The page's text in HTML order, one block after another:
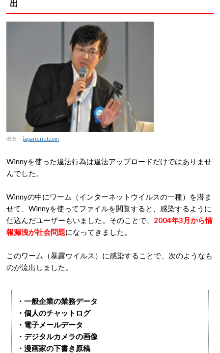
出
出典： japan.cnet.com
Winnyを使った違法行為は違法アップロードだけではありませ
んでした。
Winnyの中にワーム（インターネットウイルスの一種）を潜ま
せて、Winnyを使ってファイルを閲覧すると、感染するように
仕込んだユーザーもいました。そのことで、 2004年3月から情
報漏洩が社会問題になってきました。
このワーム（暴露ウイルス）に感染することで、次のようなも
のが流出しました。
・一般企業の業務データ
・個人のチャットログ
・電子メールデータ
・デジタルカメラの画像
・漫画家の下書き原稿